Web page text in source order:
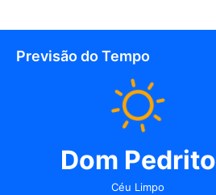
Previsão do Tempo
Dom Pedrito
Céu Limpo